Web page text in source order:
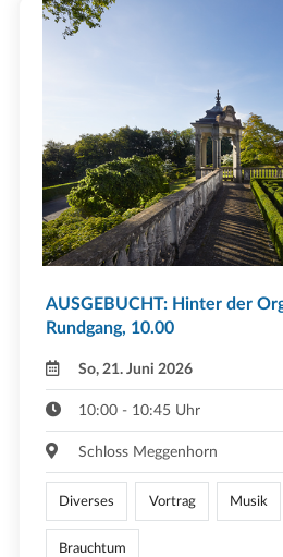
AUSGEBUCHT: Hinter der
Rundgang, 10.00
So, 21. Juni 2026
10:00 - 10:45 Uhr
Schloss Meggenhorn
Diverses Vortrag Musik
Brauchtum